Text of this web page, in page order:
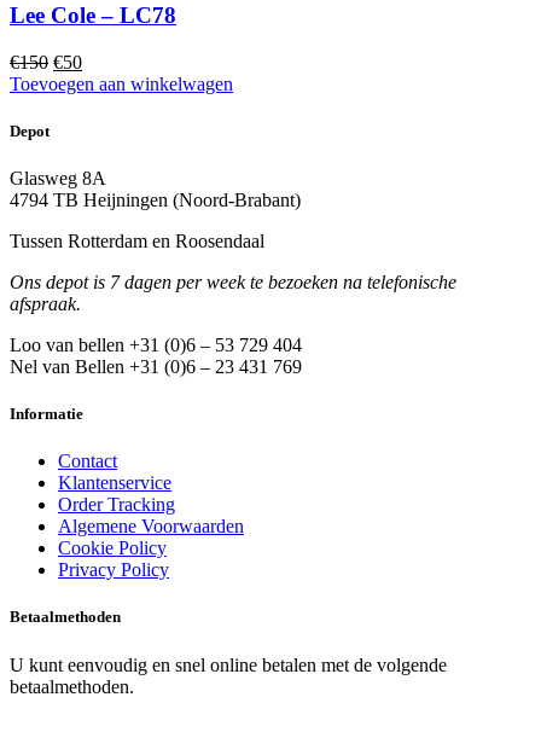
Lee Cole – LC78
€150 Oorspronkelijke
prijs
€50Huidige
prijs
Toevoegen aan winkelwagen
Depot
Glasweg 8A
4794 TB Heijningen (Noord-Brabant)
Tussen Rotterdam en Roosendaal
Ons depot is 7 dagen per week te bezoeken na telefonische
afspraak.
Loo van bellen +31 (0)6 – 53 729 404
Nel van Bellen +31 (0)6 – 23 431 769
Informatie
Contact
Klantenservice
Order Tracking
Algemene Voorwaarden
Cookie Policy
Privacy Policy
Betaalmethoden
U kunt eenvoudig en snel online betalen met de volgende
betaalmethoden.